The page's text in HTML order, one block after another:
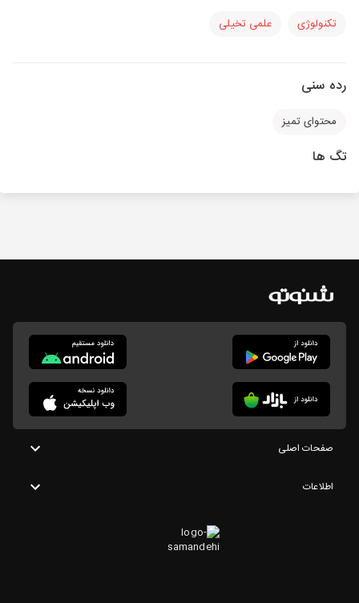
تکنولوژی علمی تخیلی
رده سنی
محتوای تمیز
تگ ها
صفحات اصلی
اطلاعات